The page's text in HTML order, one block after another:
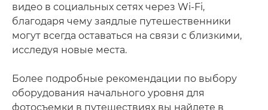
видео в социальных сетях через Wi-Fi,
благодаря чему заядлые путешественники
могут всегда оставаться на связи с близкими,
исследуя новые места.
Более подробные рекомендации по выбору
оборудования начального уровня для
фотосъемки в путешествиях вы найдете в